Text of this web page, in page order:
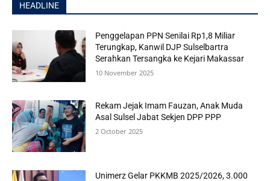
HEADLINE
Penggelapan PPN Senilai Rp1,8 Miliar
Terungkap, Kanwil DJP Sulselbartra
Serahkan Tersangka ke Kejari Makassar
10 November 2025
Rekam Jejak Imam Fauzan, Anak Muda
Asal Sulsel Jabat Sekjen DPP PPP
2 October 2025
Unimerz Gelar PKKMB 2025/2026, 3.000